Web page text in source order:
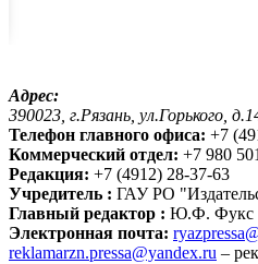
Адрес:
390023, г.Рязань, ул.Горького,
Телефон главного офиса: +7
Коммерческий отдел: +7 980
Редакция: +7 (4912) 28-37-63
Учредитель : ГАУ РО
Главный редактор : Ю.Ф. Фукс
Электронная почта:
reklamarzn.pressa@yandex.ru –